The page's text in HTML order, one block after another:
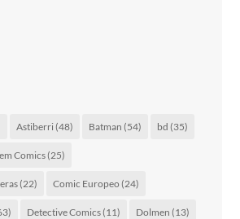
Astiberri(48) Batman (54) bd (35)
Comics(25)
(22) Comic Europeo (24)
Detective Comics(11) Dolmen (13)